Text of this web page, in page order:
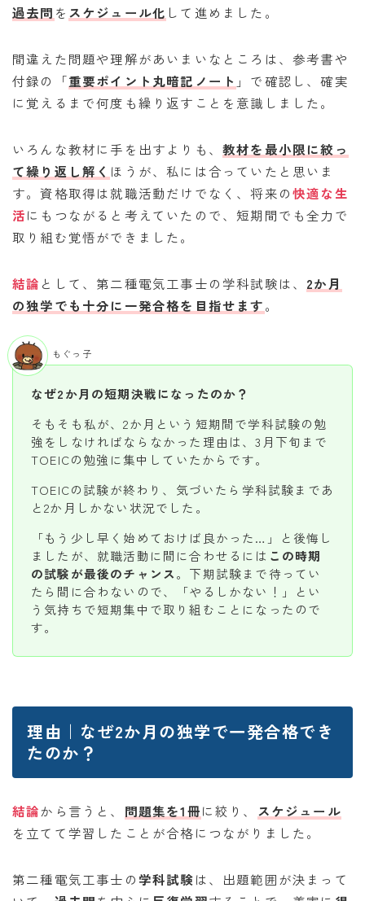
過去問 を スケジュール化 して進めました。
間違えた問題や理解があいまいなところは、参考書や
付録の「重要ポイント丸暗記ノート 」で確認し、確実
に覚えるまで何度も繰り返すことを意識しました。
いろんな教材に手を出すよりも、 教材を最小限に絞っ
て繰り返し解く ほうが、私には合っていたと思いま
す。資格取得は就職活動だけでなく、将来の快適な生
活にもつながると考えていたので、短期間でも全力で
取り組む覚悟ができました。
結論 として、第二種電気工事士の学科試験は、 2か月
の独学でも十分に一発合格を目指せます。
なぜ2か月の短期決戦になったのか？
そもそも私が、2か月という短期間で学科試験の勉
強をしなければならなかった理由は、3月下旬まで
TOEICの勉強に集中していたからです。
TOEICの試験が終わり、気づいたら学科試験まであ
と2か月しかない状況でした。
「もう少し早く始めておけば良かった…」と後悔し
ましたが、就職活動に間に合わせるには この時期
の試験が最後のチャンス。下期試験まで待ってい
たら間に合わないので、「やるしかない！」とい
う気持ちで短期集中で取り組むことになったので
す。
もぐっ子
理由｜なぜ2か月の独学で一発合格でき
たのか？
結論から言うと、 問題集を1冊に絞り、 スケジュール
を立てて学習したことが合格につながりました。
第二種電気工事士の 学科試験は、出題範囲が決まって